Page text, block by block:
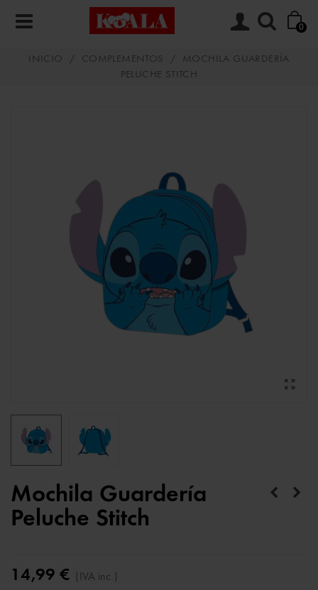
0
INICIO / COMPLEMENTOS /
MOCHILA GUARDERÍA
PELUCHE STITCH
Mochila Guardería
Peluche Stitch
14,99 € (IVA inc.)